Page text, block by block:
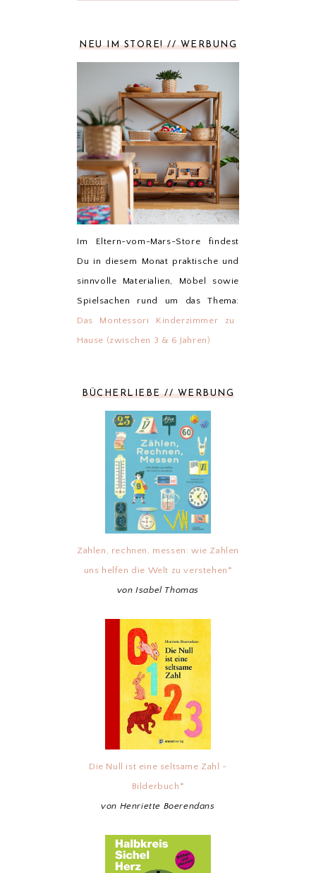
NEU IM STORE! // WERBUNG
Im Eltern-vom-Mars-Store findest
Du in diesem Monat praktische und
sinnvolle Materialien, Möbel sowie
Spielsachen rund um das Thema:
Das Montessori Kinderzimmer zu
Hause (zwischen 3 & 6 Jahren)
BÜCHERLIEBE // WERBUNG
Zählen, rechnen, messen: wie Zahlen
uns helfen die Welt zu verstehen*
von Isabel Thomas
Die Null ist eine seltsame Zahl -
Bilderbuch*
von Henriette Boerendans